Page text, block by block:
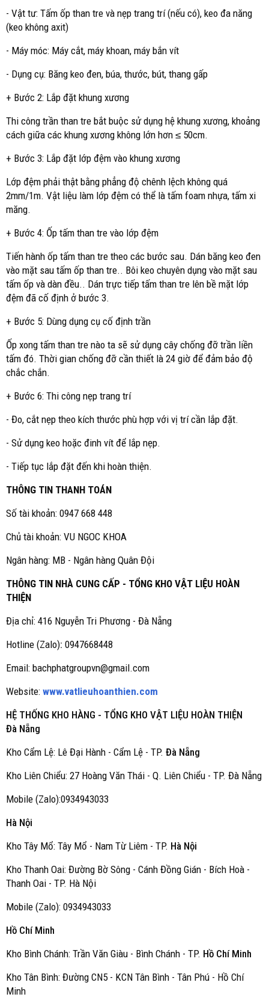
- Vật tư: Tấm ốp than tre và nẹp trang trí (nếu có), keo đa năng
(keo không axit)
- Máy móc: Máy cắt, máy khoan, máy bắn vít
- Dụng cụ: Băng keo đen, búa, thước, bút, thang gấp
+ Bước 2: Lắp đặt khung xương
Thi công trần than tre bắt buộc sử dụng hệ khung xương, khoảng
cách giữa các khung xương không lớn hơn ≤ 50cm.
+ Bước 3: Lắp đặt lớp đệm vào khung xương
Lớp đệm phải thật bằng phẳng độ chênh lệch không quá
2mm/1m. Vật liệu làm lớp đệm có thể là tấm foam nhựa, tấm xi
măng.
+ Bước 4: Ốp tấm than tre vào lớp đệm
Tiến hành ốp tấm than tre theo các bước sau. Dán băng keo đen
vào mặt sau tấm ốp than tre.. Bôi keo chuyên dụng vào mặt sau
tấm ốp và dàn đều.. Dán trực tiếp tấm than tre lên bề mặt lớp
đệm đã cố định ở bước 3.
+ Bước 5: Dùng dụng cụ cố định trần
Ốp xong tấm than tre nào ta sẽ sử dụng cây chống đỡ trần liền
tấm đó. Thời gian chống đỡ cần thiết là 24 giờ để đảm bảo độ
chắc chắn.
+ Bước 6: Thi công nẹp trang trí
- Đo, cắt nẹp theo kích thước phù hợp với vị trí cần lắp đặt.
- Sử dụng keo hoặc đinh vít để lắp nẹp.
- Tiếp tục lắp đặt đến khi hoàn thiện.
THÔNG TIN THANH TOÁN
Số tài khoản: 0947 668 448
Chủ tài khoản: VU NGOC KHOA
Ngân hàng: MB - Ngân hàng Quân Đội
THÔNG TIN NHÀ CUNG CẤP - TỔNG KHO VẬT LIỆU HOÀN
THIỆN
Địa chỉ: 416 Nguyễn Tri Phương - Đà Nẵng
Hotline (Zalo): 0947668448
Email: bachphatgroupvn@gmail.com
Website: www.vatlieuhoanthien.com
HỆ THỐNG KHO HÀNG - TỔNG KHO VẬT LIỆU HOÀN THIỆN
Đà Nẵng
Kho Cẩm Lệ: Lê Đại Hành - Cẩm Lệ - TP. Đà Nẵng
Kho Liên Chiểu: 27 Hoàng Văn Thái - Q. Liên Chiểu - TP. Đà Nẵng
Mobile (Zalo):0934943033
Hà Nội
Kho Tây Mổ: Tây Mổ - Nam Từ Liêm - TP. Hà Nội
Kho Thanh Oai: Đường Bờ Sông - Cánh Đồng Gián - Bích Hoà -
Thanh Oai - TP. Hà Nội
Mobile (Zalo): 0934943033
Hồ Chí Minh
Kho Bình Chánh: Trần Văn Giàu - Bình Chánh - TP. Hồ Chí Minh
Kho Tân Bình: Đường CN5 - KCN Tân Bình - Tân Phú - Hồ Chí
Minh